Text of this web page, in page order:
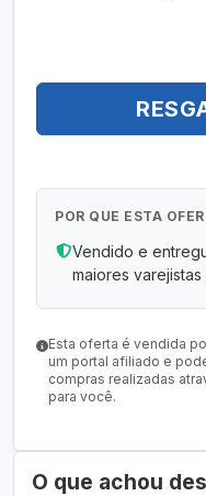
POR QUE ESTA
Vendido e
maiores varejistas
Esta oferta é vendida
um portal afiliado e
compras realizadas
para você.
O que achou